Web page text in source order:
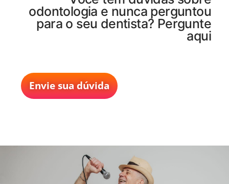
odontologia e nunca perguntou
para o seu dentista? Pergunte
aqui
Envie sua dúvida